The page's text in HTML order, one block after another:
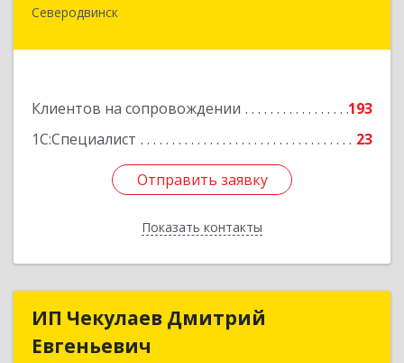
Северодвинск
Клиентов на сопровождении
193
1С:Специалист
23
Отправить заявку
Показать контакты
164500, Архангельская обл, Северодвинск г,
Отправить заявку
Назад
ИП Чекулаев Дмитрий
Евгеньевич
ИП Чекулаев Дмитрий